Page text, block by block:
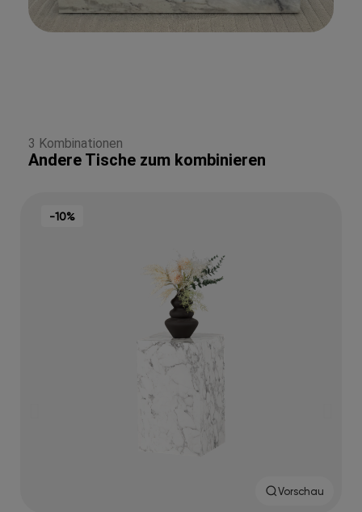
3 Kombinationen
Andere Tische zum kombinieren
-10%
Vorschau